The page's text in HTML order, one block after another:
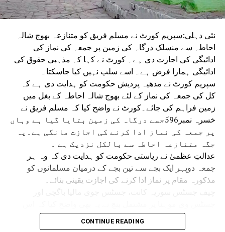
نئی دہلی:سپریم کورٹ نے مسلم فریق کو متنازعہ بھوج شالہ
احاطہ سے منسلک درگاہ کی زمین پر جمعہ کی نماز کی
ادائیگی کی اجازت دی ہے۔ کورٹ نے کہا کہ مذہبی حقوق کی
ادائیگی ہمارا فرض ہے۔ اسے سلب نہیں کیا جاسکتا۔
سپریم کورٹ نے مدھیہ پردیش حکومت کو ہدایت دی ہے کہ
کل کی جمعہ کی نماز کے لئے بھوج شالہ احاطہ کے بغل میں
زمین فراہم کی جائے۔کورٹ نے واضح کیا کہ مسلم فریق نے
خسرہ نمبر596جسے درگاہ کی زمین بتایا گیا ہے وہاں
پر جمعہ کی نماز ادا کرنے کی اجازت مانگی ہے۔یہ
جگہ متنازعہ احاطہ سے بالکل نزدیک ہے ۔
عدالتِ عظمیٰ نے ریاستی حکومت کو ہدایت دی کہ وہ ہر
جمعہ دوپہر ایک بجے سے تین بجے کے درمیان مسلمانوں کو
مذکورہ مقام پر نماز ادا کرنے کی اجازت یقینی بنائے۔
حکم سے ریاستی حکومت اور مسلم فریق باہمی رضامندی سے
جمعہ کی نماز کے لیے کسی متبادل مقام پر غور کرنے سے
CONTINUE READING